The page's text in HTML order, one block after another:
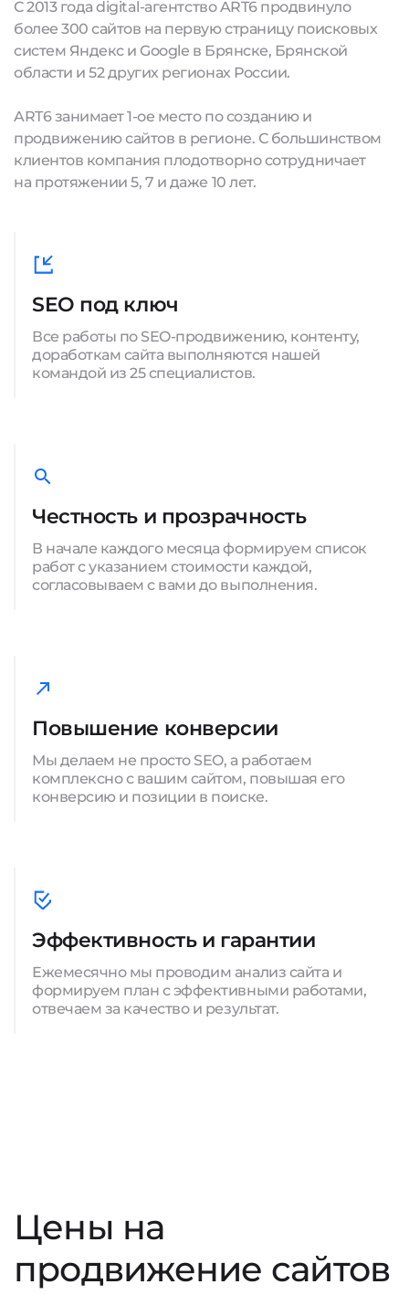
С 2013 года digital-агентство ART6 продвинуло
более 300 сайтов на первую страницу поисковых
систем Яндекс и Google в Брянске, Брянской
области и 52 других регионах России.
ART6 занимает 1-ое место по созданию и
продвижению сайтов в регионе. С большинством
клиентов компания плодотворно сотрудничает
на протяжении 5, 7 и даже 10 лет.
SEO под ключ
Все работы по SEO-продвижению, контенту,
доработкам сайта выполняются нашей
командой из 25 специалистов.
Честность и прозрачность
В начале каждого месяца формируем список
работ с указанием стоимости каждой,
согласовываем с вами до выполнения.
Повышение конверсии
Мы делаем не просто SEO, а работаем
комплексно с вашим сайтом, повышая его
конверсию и позиции в поиске.
Эффективность и гарантии
Ежемесячно мы проводим анализ сайта и
формируем план с эффективными работами,
отвечаем за качество и результат.
Цены на
продвижение сайтов